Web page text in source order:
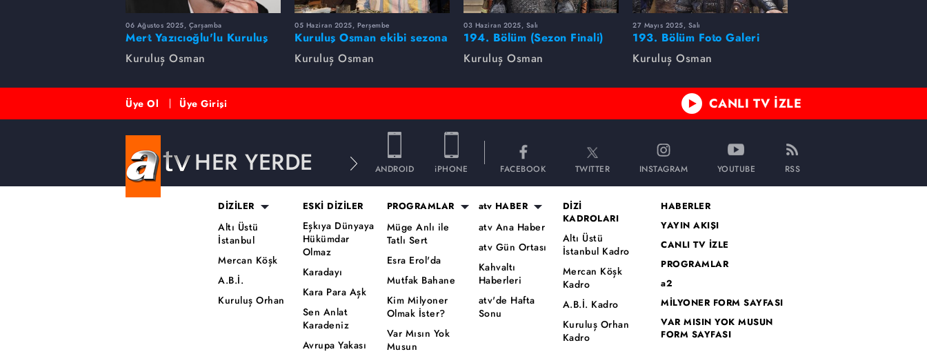
06 Ağustos 2025, Çarşamba
Mert Yazıcıoğlu'lu Kuruluş
dizisinin oyuncu kadrosunda
kimler var?
Kuruluş Osman
05 Haziran 2025, Perşembe
Kuruluş Osman ekibi sezona
birlikte veda etti
Kuruluş Osman
03 Haziran 2025, Salı
194. Bölüm (Sezon Finali)
Foto Galeri
Kuruluş Osman
27 Mayıs 2025, Salı
193. Bölüm Foto Galeri
Kuruluş Osman
Üye Ol Üye Girişi CANLI TV İZLE
HER YERDE ANDROID iPHONE FACEBOOK TWITTER INSTAGRAM YOUTUBE RSS
DİZİLER
Altı Üstü
İstanbul
Mercan Köşk
A.B.İ.
Kuruluş Orhan
ESKİ DİZİLER
Eşkıya Dünyaya
Hükümdar
Olmaz
Karadayı
Kara Para Aşk
Sen Anlat
Karadeniz
Avrupa Yakası
PROGRAMLAR
Müge Anlı ile
Tatlı Sert
Esra Erol'da
Mutfak Bahane
Kim Milyoner
Olmak İster?
Var Mısın Yok
Musun
atv HABER
atv Ana Haber
atv Gün Ortası
Kahvaltı
Haberleri
atv'de Hafta
Sonu
DİZİ
KADROLARI
Altı Üstü
İstanbul Kadro
Mercan Köşk
Kadro
A.B.İ. Kadro
Kuruluş Orhan
Kadro
HABERLER
YAYIN AKIŞI
CANLI TV İZLE
PROGRAMLAR
a2
MİLYONER FORM SAYFASI
VAR MISIN YOK MUSUN
FORM SAYFASI